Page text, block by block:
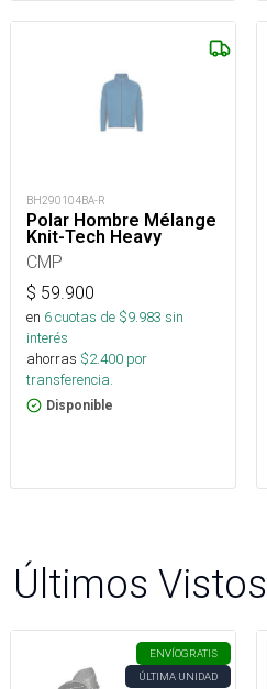
BH290104BA-R
Polar Hombre Mélange
Knit-Tech Heavy
CMP
$ 59.900
en 6cuotas de $9.983 sin
interés
ahorras $2.400 por
transferencia.
Disponible
Últimos Vistos
ENVÍOGRATIS
ÚLTIMA UNIDAD